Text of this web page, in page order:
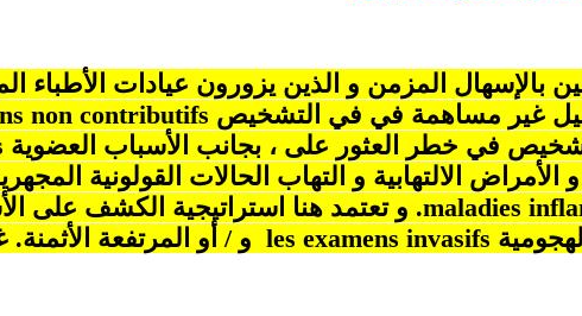
بالإسهال المزمن و الذين يزورون عيادات الأطباء
غير مساهمة في في التشخيص non contributifs
في خطر العثور على ، بجانب الأسباب العضوية
الالتهابية و التهاب الحالات القولونية
maladies. و تعتمد هنا استراتيجية الكشف على
les examens invasifs
و / أو المرتفعة